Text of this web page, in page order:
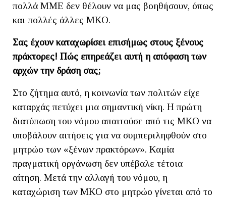
πολλά ΜΜΕ δεν θέλουν να μας βοηθήσουν, όπως
και πολλές άλλες ΜΚΟ.
Σας έχουν καταχωρίσει επισήμως στους ξένους
πράκτορες! Πώς επηρεάζει αυτή η απόφαση των
αρχών την δράση σας;
Στο ζήτημα αυτό, η κοινωνία των πολιτών είχε
καταρχάς πετύχει μια σημαντική νίκη. Η πρώτη
διατύπωση του νόμου απαιτούσε από τις ΜΚΟ να
υποβάλουν αιτήσεις για να συμπεριληφθούν στο
μητρώο των «ξένων πρακτόρων». Καμία
πραγματική οργάνωση δεν υπέβαλε τέτοια
αίτηση. Μετά την αλλαγή του νόμου, η
καταχώριση των ΜΚΟ στο μητρώο γίνεται από το